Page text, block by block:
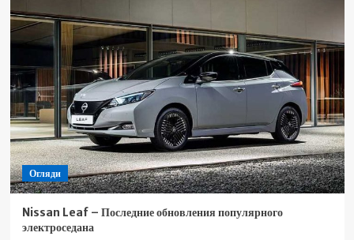
Edition
–
Премиум-
версия
электрического
внедорожника
Огляди
Nissan Leaf – Последние обновления популярного
электроседана